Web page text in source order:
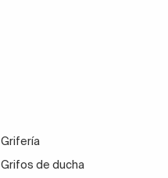
Grifería
Grifos de ducha